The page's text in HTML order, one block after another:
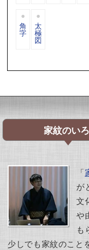
角
字
太
極
図
家紋のい
「
が
文
や
も
少しでも家紋のこと